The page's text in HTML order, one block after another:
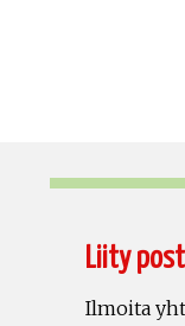
Liity
Ilmoita